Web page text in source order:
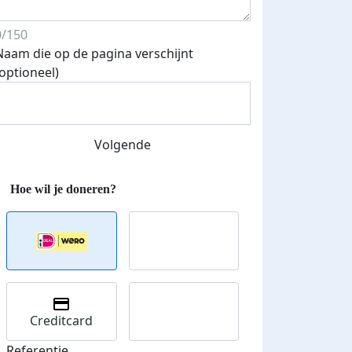
150
die op de pagina verschijnt
Volgende
Creditcard